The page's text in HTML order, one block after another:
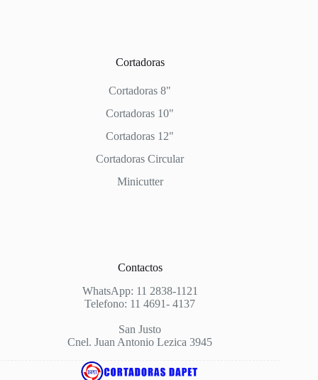
Cortadoras
Cortadoras 8"
Cortadoras 10"
Cortadoras 12"
Cortadoras Circular
Minicutter
Contactos
WhatsApp: 11 2838-1121
Telefono: 11 4691- 4137
San Justo
Cnel. Juan Antonio Lezica 3945